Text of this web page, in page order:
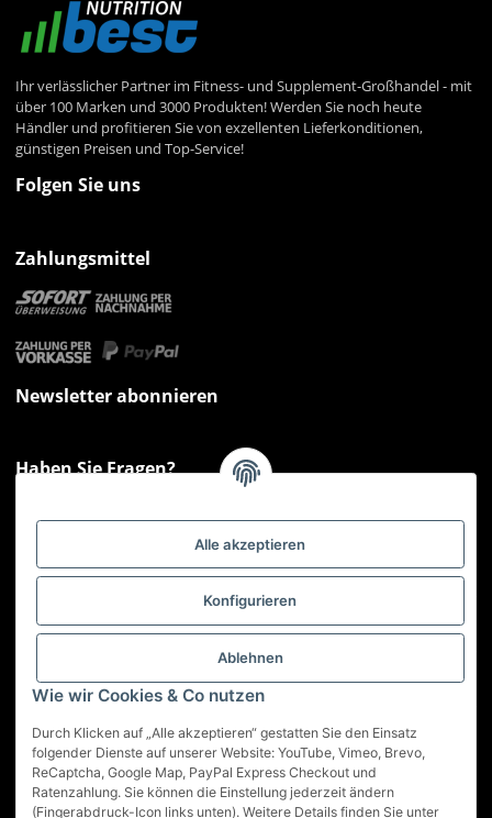
Alle akzeptieren
Konfigurieren
Ablehnen
Wie wir Cookies & Co nutzen
Durch Klicken auf „Alle akzeptieren“ gestatten Sie den Einsatz
folgender Dienste auf unserer Website: YouTube, Vimeo, Brevo,
ReCaptcha, Google Map, PayPal Express Checkout und
Ratenzahlung. Sie können die Einstellung jederzeit ändern
(Fingerabdruck-Icon links unten). Weitere Details finden Sie unter
Ihr verlässlicher Partner im Fitness- und Supplement-Großhandel - mit
über 100 Marken und 3000 Produkten! Werden Sie noch heute
Händler und profitieren Sie von exzellenten Lieferkonditionen,
günstigen Preisen und Top-Service!
Folgen Sie uns
Zahlungsmittel
Newsletter abonnieren
Haben Sie Fragen?
Montag - Freitag: 09:00 - 17:00 Uhr
Hotline 📞
Gesetzliche Informationen
Service
Vertrag widerrufen